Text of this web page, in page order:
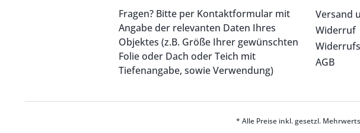
Fragen? Bitte per Kontaktformular mit
Angabe der relevanten Daten Ihres
Objektes (z.B. Größe Ihrer gewünschten
Folie oder Dach oder Teich mit
Tiefenangabe, sowie Verwendung)
Versand
Widerruf
AGB
* Alle Preise inkl. gesetzl.